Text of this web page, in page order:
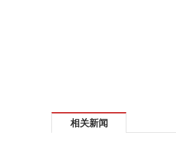
相关新闻